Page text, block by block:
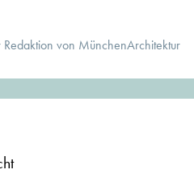
von MünchenArchitektur